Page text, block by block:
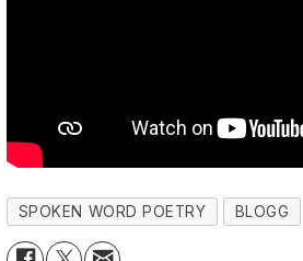
SPOKEN WORD POETRY BLOGG